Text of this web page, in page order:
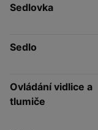
Sedlovka
Sedlo
Ovládání vidlice a
tlumiče